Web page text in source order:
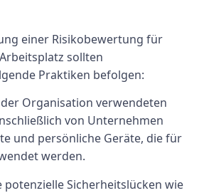
einer Risikobewertung für
sollten
Praktiken befolgen:
Organisation verwendeten
von Unternehmen
und persönliche Geräte, die für
werden.
potenzielle Sicherheitslücken wie